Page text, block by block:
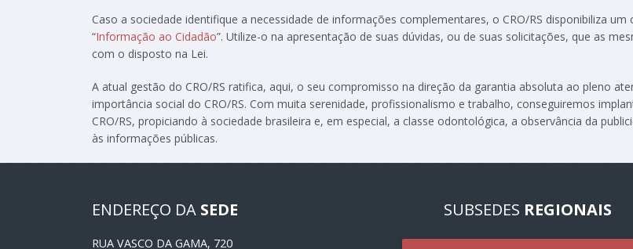
Caso a sociedade identifique a necessidade de informações complementares, o CRO/RS disponibiliza
“Informação ao Cidadão”. Utilize-o na apresentação de suas dúvidas, ou de suas solicitações, que as
com o disposto na Lei.
A atual gestão do CRO/RS ratifica, aqui, o seu compromisso na direção da garantia absoluta ao pleno
importância social do CRO/RS. Com muita serenidade, profissionalismo e trabalho, conseguiremos
CRO/RS, propiciando à sociedade brasileira e, em especial, a classe odontológica, a observância da
às informações públicas.
ENDEREÇO DA SEDE
RUA VASCO DA GAMA, 720
SUBSEDES REGIONAIS